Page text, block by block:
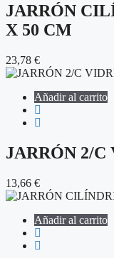
JARRÓN
X 50 CM
23,78 €
Añadir al carrito
JARRÓN 2/C
13,66 €
Añadir al carrito